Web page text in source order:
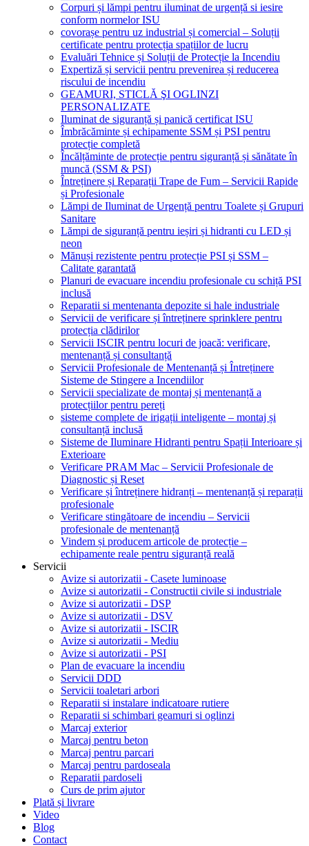
Corpuri și lămpi pentru iluminat de urgență si iesire
conform normelor ISU
covorașe pentru uz industrial și comercial – Soluții
certificate pentru protecția spațiilor de lucru
Evaluări Tehnice și Soluții de Protecție la Incendiu
Expertiză și servicii pentru prevenirea și reducerea
riscului de incendiu
GEAMURI, STICLĂ ŞI OGLINZI
PERSONALIZATE
Iluminat de siguranță și panică certificat ISU
Îmbrăcăminte și echipamente SSM și PSI pentru
protecție completă
Încălțăminte de protecție pentru siguranță și sănătate în
muncă (SSM & PSI)
Întreținere și Reparații Trape de Fum – Servicii Rapide
și Profesionale
Lămpi de Iluminat de Urgență pentru Toalete și Grupuri
Sanitare
Lămpi de siguranță pentru ieșiri și hidranti cu LED și
neon
Mănuși rezistente pentru protecție PSI și SSM –
Calitate garantată
Planuri de evacuare incendiu profesionale cu schiță PSI
inclusă
Reparatii si mentenanta depozite si hale industriale
Servicii de verificare și întreținere sprinklere pentru
protecția clădirilor
Servicii ISCIR pentru locuri de joacă: verificare,
mentenanță și consultanță
Servicii Profesionale de Mentenanță și Întreținere
Sisteme de Stingere a Incendiilor
Servicii specializate de montaj și mentenanță a
protecțiilor pentru pereți
sisteme complete de irigații inteligente – montaj și
consultanță inclusă
Sisteme de Iluminare Hidranti pentru Spații Interioare și
Exterioare
Verificare PRAM Mac – Servicii Profesionale de
Diagnostic și Reset
Verificare și întreținere hidranți – mentenanță și reparații
profesionale
Verificare stingătoare de incendiu – Servicii
profesionale de mentenanță
Vindem și producem articole de protecție –
echipamente reale pentru siguranță reală
Servicii
Avize si autorizatii - Casete luminoase
Avize si autorizatii - Constructii civile si industriale
Avize si autorizatii - DSP
Avize si autorizatii - DSV
Avize si autorizatii - ISCIR
Avize si autorizatii - Mediu
Avize si autorizatii - PSI
Plan de evacuare la incendiu
Servicii DDD
Servicii toaletari arbori
Reparatii si instalare indicatoare rutiere
Reparatii si schimbari geamuri si oglinzi
Marcaj exterior
Marcaj pentru beton
Marcaj pentru parcari
Marcaj pentru pardoseala
Reparatii pardoseli
Curs de prim ajutor
Plată și livrare
Video
Blog
Contact